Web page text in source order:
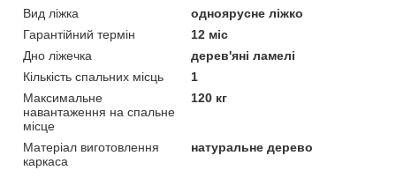
Вид ліжка
одноярусне ліжко
Гарантійний термін
12 міс
Дно ліжечка
дерев'яні ламелі
Кількість спальних місць
1
Максимальне
навантаження на спальне
місце
120 кг
Матеріал виготовлення
каркаса
натуральне дерево